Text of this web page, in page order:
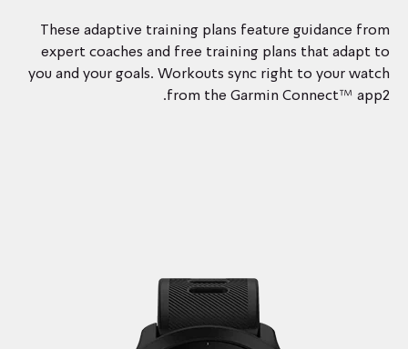
These adaptive training plans feature guidance from
expert coaches and free training plans that adapt to
you and your goals. Workouts sync right to your watch
from the Garmin Connect™ app2.